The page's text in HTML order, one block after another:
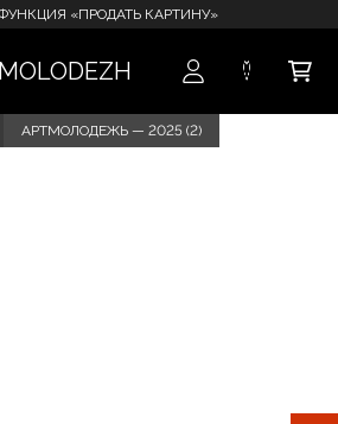
«ПРОДАТЬ КАРТИНУ»
АРТМОЛОДЕЖЬ — 2025 (2)